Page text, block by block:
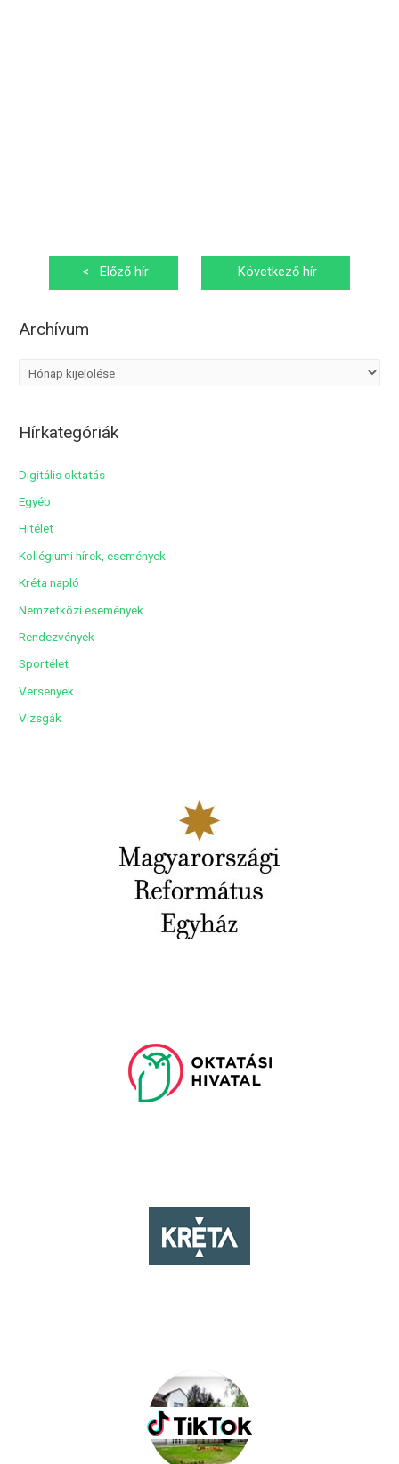
Bejegyzés
navigáció
< Előző hír
Következő hír
Archívum
hHírkategóriák
Digitális oktatás
Egyéb
Hitélet
Kollégiumi hírek, események
Kréta napló
Nemzetközi események
Rendezvények
Sportélet
Versenyek
Vizsgák